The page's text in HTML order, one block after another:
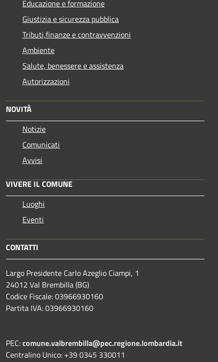
Educazione e formazione
Giustizia e sicurezza pubblica
Tributi,finanze e contravvenzioni
Ambiente
Salute, benessere e assistenza
Autorizzazioni
NOVITÀ
Notizie
Comunicati
Avvisi
VIVERE IL COMUNE
Luoghi
Eventi
CONTATTI
Largo Presidente Carlo Azeglio Ciampi, 1
24012 Val Brembilla (BG)
Codice Fiscale: 03966930160
Partita IVA: 03966930160
PEC:comune.valbrembilla@pec.regione.lombardia.it
Centralino Unico: +39 0345 330011